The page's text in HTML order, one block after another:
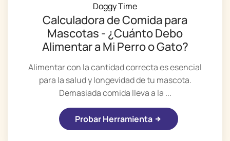
Doggy Time
Calculadora de Comida para
Mascotas - ¿Cuánto Debo
Alimentar a Mi Perro o Gato?
Alimentar con la cantidad correcta es esencial
para la salud y longevidad de tu mascota.
Demasiada comida lleva a la ...
Probar Herramienta